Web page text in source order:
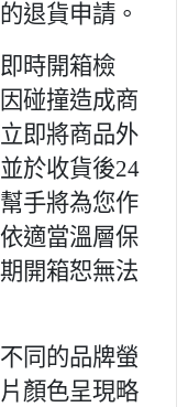
退貨申請。
時開箱檢
碰撞造成商
即將商品外
於收貨後24
手將為您作
適當溫層保
開箱恕無法
同的品牌螢
顏色呈現略